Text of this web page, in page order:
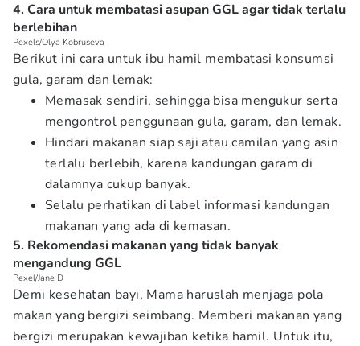
4. Cara untuk membatasi asupan GGL agar tidak terlalu
berlebihan
Pexels/Olya Kobruseva
Berikut ini cara untuk ibu hamil membatasi konsumsi
gula, garam dan lemak:
Memasak sendiri, sehingga bisa mengukur serta
mengontrol penggunaan gula, garam, dan lemak.
Hindari makanan siap saji atau camilan yang asin
terlalu berlebih, karena kandungan garam di
dalamnya cukup banyak.
Selalu perhatikan di label informasi kandungan
makanan yang ada di kemasan.
5. Rekomendasi makanan yang tidak banyak
mengandung GGL
Pexel/Jane D
Demi kesehatan bayi, Mama haruslah menjaga pola
makan yang bergizi seimbang. Memberi makanan yang
bergizi merupakan kewajiban ketika hamil. Untuk itu,